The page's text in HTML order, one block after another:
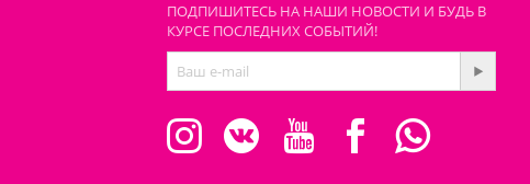
ПОДПИШИТЕСЬ НА НАШИ НОВОСТИ И БУДЬ В
КУРСЕ ПОСЛЕДНИХ СОБЫТИЙ!